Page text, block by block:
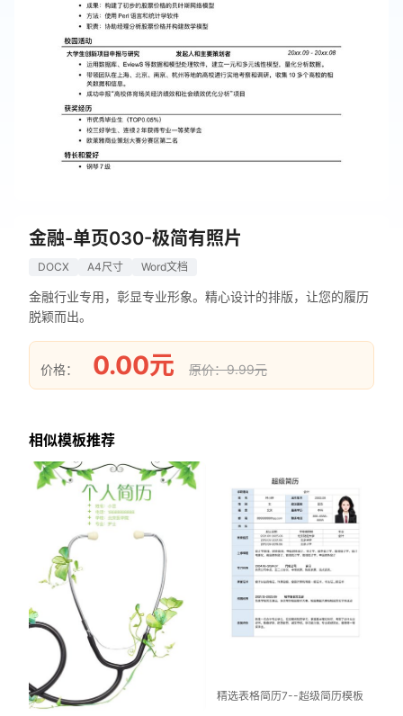
金融-单页030-极简有照片
DOCX A4尺寸 Word文档
金融行业专用，彰显专业形象。精心设计的排版，让您的履历
脱颖而出。
价格： 0.00元 原价：9.99元
相似模板推荐
精选表格简历7--超级简历模板